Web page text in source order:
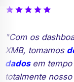
os
tomamos
em tempo
nosso